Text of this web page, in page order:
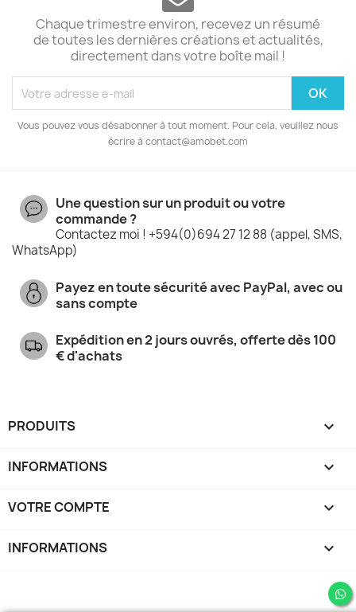
Chaque trimestre environ, recevez un résumé
de toutes les dernières créations et actualités,
directement dans votre boîte mail !
Vous pouvez vous désabonner à tout moment. Pour cela, veuillez nous
écrire à contact@amobet.com
Une question sur un produit ou votre
commande ?
Contactez moi ! +594(0)694 27 12 88 (appel, SMS,
WhatsApp)
Payez en toute sécurité avec PayPal, avec ou
sans compte
Expédition en 2 jours ouvrés, offerte dès 100
€ d'achats
PRODUITS 
INFORMATIONS 
VOTRE COMPTE 
INFORMATIONS keyboard_arrow_down